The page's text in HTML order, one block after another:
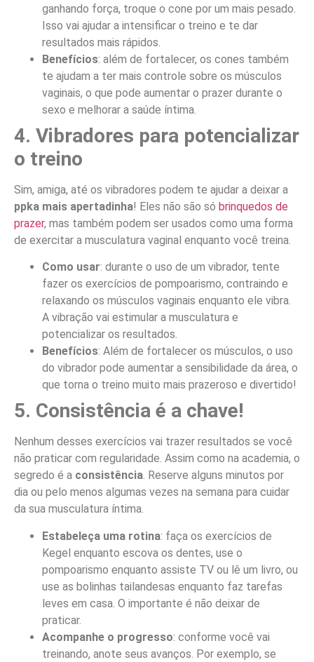
ganhando força, troque o cone por um mais pesado.
Isso vai ajudar a intensificar o treino e te dar
resultados mais rápidos.
Benefícios: além de fortalecer, os cones também
te ajudam a ter mais controle sobre os músculos
vaginais, o que pode aumentar o prazer durante o
sexo e melhorar a saúde íntima.
4. Vibradores para potencializar
o treino
Sim, amiga, até os vibradores podem te ajudar a deixar a
ppka mais apertadinha! Eles não são só brinquedos de
prazer, mas também podem ser usados como uma forma
de exercitar a musculatura vaginal enquanto você treina.
Como usar: durante o uso de um vibrador, tente
fazer os exercícios de pompoarismo, contraindo e
relaxando os músculos vaginais enquanto ele vibra.
A vibração vai estimular a musculatura e
potencializar os resultados.
Benefícios: Além de fortalecer os músculos, o uso
do vibrador pode aumentar a sensibilidade da área, o
que torna o treino muito mais prazeroso e divertido!
5. Consistência é a chave!
Nenhum desses exercícios vai trazer resultados se você
não praticar com regularidade. Assim como na academia, o
segredo é a consistência. Reserve alguns minutos por
dia ou pelo menos algumas vezes na semana para cuidar
da sua musculatura íntima.
Estabeleça uma rotina: faça os exercícios de
Kegel enquanto escova os dentes, use o
pompoarismo enquanto assiste TV ou lê um livro, ou
use as bolinhas tailandesas enquanto faz tarefas
leves em casa. O importante é não deixar de
praticar.
Acompanhe o progresso: conforme você vai
treinando, anote seus avanços. Por exemplo, se